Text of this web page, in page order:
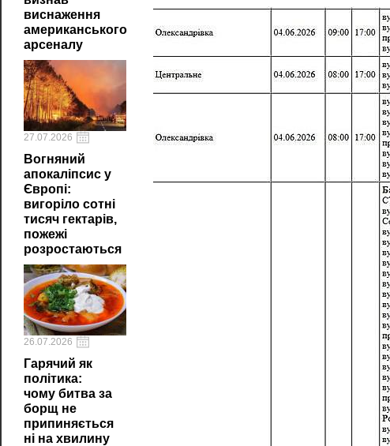
виснаження
американського
арсеналу
27.07.2026
Вогняний
апокаліпсис у
Європі:
вигоріло сотні
тисяч гектарів,
пожежі
розростаються
26.07.2026
Гарячий як
політика:
чому битва за
борщ не
припиняється
ні на хвилину